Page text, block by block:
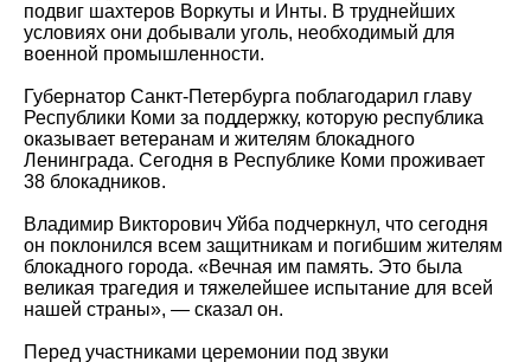
подвиг шахтеров Воркуты и Инты. В труднейших
условиях они добывали уголь, необходимый для
военной промышленности.
Губернатор Санкт‑Петербурга поблагодарил главу
Республики Коми за поддержку, которую республика
оказывает ветеранам и жителям блокадного
Ленинграда. Сегодня в Республике Коми проживает
38 блокадников.
Владимир Викторович Уйба подчеркнул, что сегодня
он поклонился всем защитникам и погибшим жителям
блокадного города. «Вечная им память. Это была
великая трагедия и тяжелейшее испытание для всей
нашей страны», — сказал он.
Перед участниками церемонии под звуки